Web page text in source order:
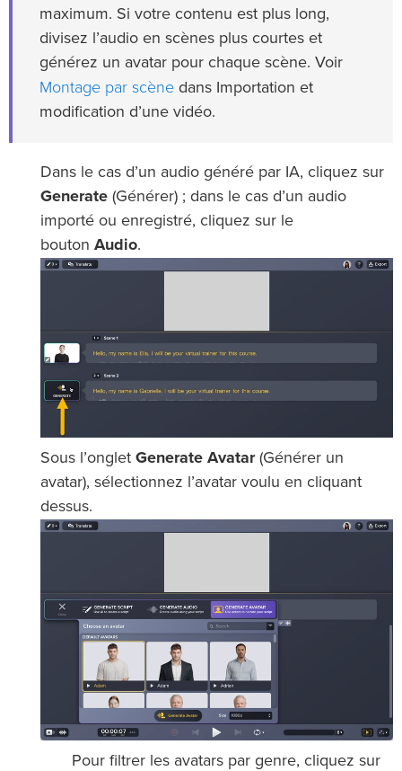
maximum. Si votre contenu est plus long,
divisez l’audio en scènes plus courtes et
générez un avatar pour chaque scène. Voir
Montage par scène dans Importation et
modification d’une vidéo.
Dans le cas d’un audio généré par IA, cliquez sur
Generate (Générer) ; dans le cas d’un audio
importé ou enregistré, cliquez sur le
bouton Audio.
Sous l’onglet Generate Avatar(Générer un
avatar), sélectionnez l’avatar voulu en cliquant
dessus.
Pour filtrer les avatars par genre, cliquez sur